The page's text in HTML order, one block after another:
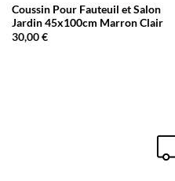
Coussin Pour Fauteuil et Salon
Jardin 45x100cm Marron Clair
30,00€